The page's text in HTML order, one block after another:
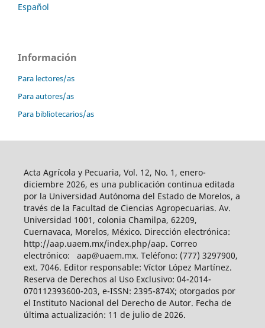
Español
Información
Para lectores/as
Para autores/as
Para bibliotecarios/as
Acta Agrícola y Pecuaria, Vol. 12, No. 1, enero-
diciembre 2026, es una publicación continua editada
por la Universidad Autónoma del Estado de Morelos, a
través de la Facultad de Ciencias Agropecuarias. Av.
Universidad 1001, colonia Chamilpa, 62209,
Cuernavaca, Morelos, México. Dirección electrónica:
http://aap.uaem.mx/index.php/aap. Correo
electrónico: aap@uaem.mx. Teléfono: (777) 3297900,
ext. 7046. Editor responsable: Víctor López Martínez.
Reserva de Derechos al Uso Exclusivo: 04-2014-
070112393600-203, e-ISSN: 2395-874X; otorgados por
el Instituto Nacional del Derecho de Autor. Fecha de
última actualización: 11 de julio de 2026.